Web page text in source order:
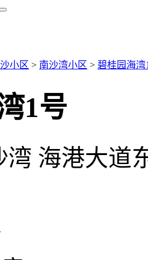
小区 > 南沙湾小区 > 碧桂园海湾
1号
湾 海港大道